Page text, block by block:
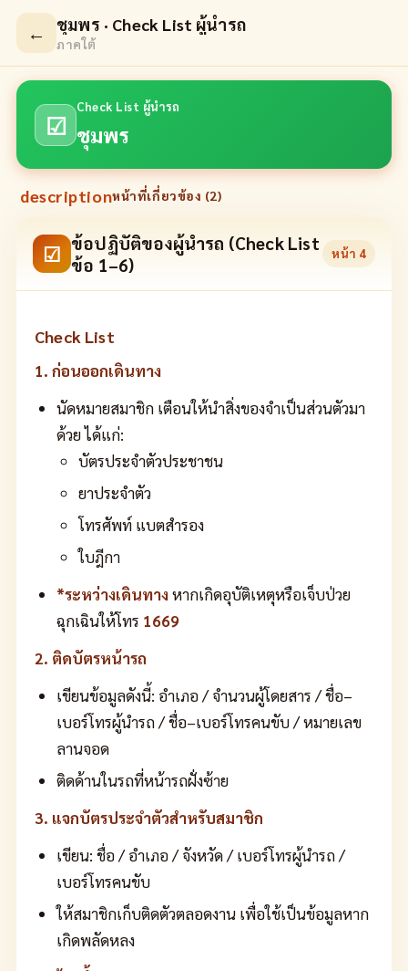
← ชุมพร · Check List ผู้นำรถ
ภาคใต้
☑
Check List ผู้นำรถ
ชุมพร
descriptionหน้าที่เกี่ยวข้อง (2)
☑ ข้อปฏิบัติของผู้นำรถ (Check List
ข้อ 1–6)
หน้า 4
Check List
1. ก่อนออกเดินทาง
นัดหมายสมาชิก เตือนให้นำสิ่งของจำเป็นส่วนตัวมา
ด้วย ได้แก่:
บัตรประจำตัวประชาชน
ยาประจำตัว
โทรศัพท์ แบตสำรอง
ใบฎีกา
*ระหว่างเดินทางหากเกิดอุบัติเหตุหรือเจ็บป่วย
ฉุกเฉินให้โทร 1669
2. ติดบัตรหน้ารถ
เขียนข้อมูลดังนี้: อำเภอ / จำนวนผู้โดยสาร / ชื่อ–
เบอร์โทรผู้นำรถ / ชื่อ–เบอร์โทรคนขับ / หมายเลข
ลานจอด
ติดด้านในรถที่หน้ารถฝั่งซ้าย
3. แจกบัตรประจำตัวสำหรับสมาชิก
เขียน: ชื่อ / อำเภอ / จังหวัด / เบอร์โทรผู้นำรถ /
เบอร์โทรคนขับ
ให้สมาชิกเก็บติดตัวตลอดงาน เพื่อใช้เป็นข้อมูลหาก
เกิดพลัดหลง